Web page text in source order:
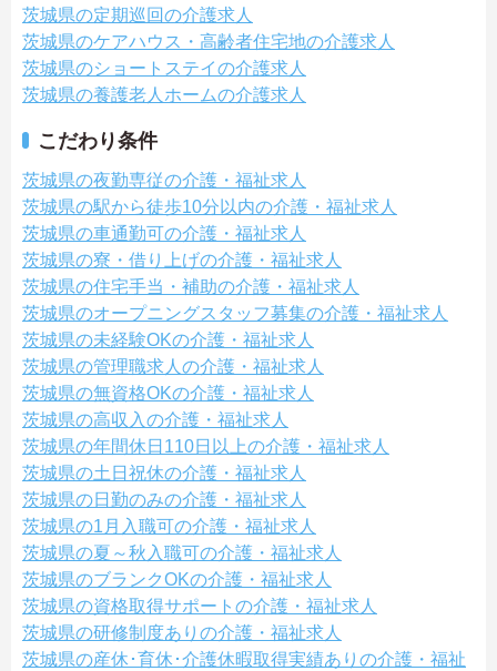
茨城県の定期巡回の介護求人
茨城県のケアハウス・高齢者住宅地の介護求人
茨城県のショートステイの介護求人
茨城県の養護老人ホームの介護求人
こだわり条件
茨城県の夜勤専従の介護・福祉求人
茨城県の駅から徒歩10分以内の介護・福祉求人
茨城県の車通勤可の介護・福祉求人
茨城県の寮・借り上げの介護・福祉求人
茨城県の住宅手当・補助の介護・福祉求人
茨城県のオープニングスタッフ募集の介護・福祉求人
茨城県の未経験OKの介護・福祉求人
茨城県の管理職求人の介護・福祉求人
茨城県の無資格OKの介護・福祉求人
茨城県の高収入の介護・福祉求人
茨城県の年間休日110日以上の介護・福祉求人
茨城県の土日祝休の介護・福祉求人
茨城県の日勤のみの介護・福祉求人
茨城県の1月入職可の介護・福祉求人
茨城県の夏～秋入職可の介護・福祉求人
茨城県のブランクOKの介護・福祉求人
茨城県の資格取得サポートの介護・福祉求人
茨城県の研修制度ありの介護・福祉求人
茨城県の産休･育休･介護休暇取得実績ありの介護・福祉